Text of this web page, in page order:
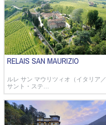
RELAIS SAN MAURIZIO
ルレ サン マウリツィオ（イタリア／
サント・ステ…